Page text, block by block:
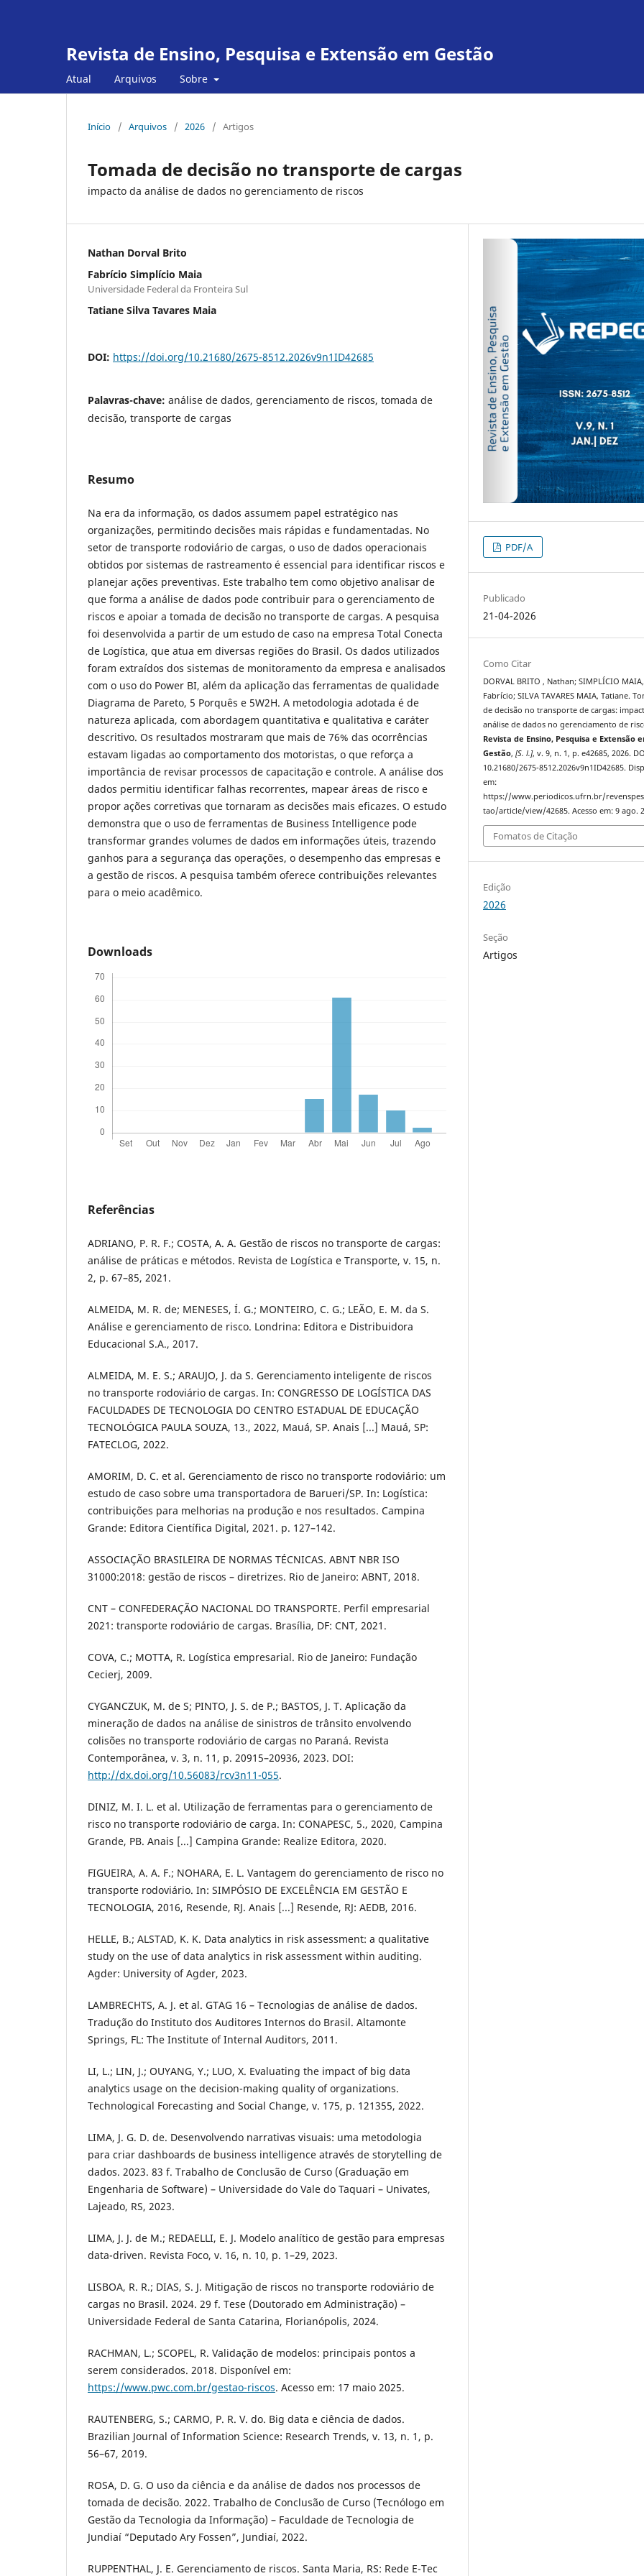
Revista de Ensino, Pesquisa e Extensão em Gestão
Atual Arquivos Sobre
Início / Arquivos / 2026 / Artigos
Tomada de decisão no transporte de cargas
impacto da análise de dados no gerenciamento de riscos
Nathan Dorval Brito
Fabrício Simplício Maia
Universidade Federal da Fronteira Sul
Tatiane Silva Tavares Maia
DOI: https://doi.org/10.21680/2675-8512.2026v9n1ID42685
Palavras-chave: análise de dados, gerenciamento de riscos, tomada de
decisão, transporte de cargas
Resumo
Na era da informação, os dados assumem papel estratégico nas
organizações, permitindo decisões mais rápidas e fundamentadas. No
setor de transporte rodoviário de cargas, o uso de dados operacionais
obtidos por sistemas de rastreamento é essencial para identificar riscos e
planejar ações preventivas. Este trabalho tem como objetivo analisar de
que forma a análise de dados pode contribuir para o gerenciamento de
riscos e apoiar a tomada de decisão no transporte de cargas. A pesquisa
foi desenvolvida a partir de um estudo de caso na empresa Total Conecta
de Logística, que atua em diversas regiões do Brasil. Os dados utilizados
foram extraídos dos sistemas de monitoramento da empresa e analisados
com o uso do Power BI, além da aplicação das ferramentas de qualidade
Diagrama de Pareto, 5 Porquês e 5W2H. A metodologia adotada é de
natureza aplicada, com abordagem quantitativa e qualitativa e caráter
descritivo. Os resultados mostraram que mais de 76% das ocorrências
estavam ligadas ao comportamento dos motoristas, o que reforça a
importância de revisar processos de capacitação e controle. A análise dos
dados permitiu identificar falhas recorrentes, mapear áreas de risco e
propor ações corretivas que tornaram as decisões mais eficazes. O estudo
demonstra que o uso de ferramentas de Business Intelligence pode
transformar grandes volumes de dados em informações úteis, trazendo
ganhos para a segurança das operações, o desempenho das empresas e
a gestão de riscos. A pesquisa também oferece contribuições relevantes
para o meio acadêmico.
Downloads
Referências
ADRIANO, P. R. F.; COSTA, A. A. Gestão de riscos no transporte de cargas:
análise de práticas e métodos. Revista de Logística e Transporte, v. 15, n.
2, p. 67–85, 2021.
ALMEIDA, M. R. de; MENESES, Í. G.; MONTEIRO, C. G.; LEÃO, E. M. da S.
Análise e gerenciamento de risco. Londrina: Editora e Distribuidora
Educacional S.A., 2017.
ALMEIDA, M. E. S.; ARAUJO, J. da S. Gerenciamento inteligente de riscos
no transporte rodoviário de cargas. In: CONGRESSO DE LOGÍSTICA DAS
FACULDADES DE TECNOLOGIA DO CENTRO ESTADUAL DE EDUCAÇÃO
TECNOLÓGICA PAULA SOUZA, 13., 2022, Mauá, SP. Anais [...] Mauá, SP:
FATECLOG, 2022.
AMORIM, D. C. et al. Gerenciamento de risco no transporte rodoviário: um
estudo de caso sobre uma transportadora de Barueri/SP. In: Logística:
contribuições para melhorias na produção e nos resultados. Campina
Grande: Editora Científica Digital, 2021. p. 127–142.
ASSOCIAÇÃO BRASILEIRA DE NORMAS TÉCNICAS. ABNT NBR ISO
31000:2018: gestão de riscos – diretrizes. Rio de Janeiro: ABNT, 2018.
CNT – CONFEDERAÇÃO NACIONAL DO TRANSPORTE. Perfil empresarial
2021: transporte rodoviário de cargas. Brasília, DF: CNT, 2021.
COVA, C.; MOTTA, R. Logística empresarial. Rio de Janeiro: Fundação
Cecierj, 2009.
CYGANCZUK, M. de S; PINTO, J. S. de P.; BASTOS, J. T. Aplicação da
mineração de dados na análise de sinistros de trânsito envolvendo
colisões no transporte rodoviário de cargas no Paraná. Revista
Contemporânea, v. 3, n. 11, p. 20915–20936, 2023. DOI:
http://dx.doi.org/10.56083/rcv3n11-055.
DINIZ, M. I. L. et al. Utilização de ferramentas para o gerenciamento de
risco no transporte rodoviário de carga. In: CONAPESC, 5., 2020, Campina
Grande, PB. Anais [...] Campina Grande: Realize Editora, 2020.
FIGUEIRA, A. A. F.; NOHARA, E. L. Vantagem do gerenciamento de risco no
transporte rodoviário. In: SIMPÓSIO DE EXCELÊNCIA EM GESTÃO E
TECNOLOGIA, 2016, Resende, RJ. Anais [...] Resende, RJ: AEDB, 2016.
HELLE, B.; ALSTAD, K. K. Data analytics in risk assessment: a qualitative
study on the use of data analytics in risk assessment within auditing.
Agder: University of Agder, 2023.
LAMBRECHTS, A. J. et al. GTAG 16 – Tecnologias de análise de dados.
Tradução do Instituto dos Auditores Internos do Brasil. Altamonte
Springs, FL: The Institute of Internal Auditors, 2011.
LI, L.; LIN, J.; OUYANG, Y.; LUO, X. Evaluating the impact of big data
analytics usage on the decision-making quality of organizations.
Technological Forecasting and Social Change, v. 175, p. 121355, 2022.
LIMA, J. G. D. de. Desenvolvendo narrativas visuais: uma metodologia
para criar dashboards de business intelligence através de storytelling de
dados. 2023. 83 f. Trabalho de Conclusão de Curso (Graduação em
Engenharia de Software) – Universidade do Vale do Taquari – Univates,
Lajeado, RS, 2023.
LIMA, J. J. de M.; REDAELLI, E. J. Modelo analítico de gestão para empresas
data-driven. Revista Foco, v. 16, n. 10, p. 1–29, 2023.
LISBOA, R. R.; DIAS, S. J. Mitigação de riscos no transporte rodoviário de
cargas no Brasil. 2024. 29 f. Tese (Doutorado em Administração) –
Universidade Federal de Santa Catarina, Florianópolis, 2024.
RACHMAN, L.; SCOPEL, R. Validação de modelos: principais pontos a
serem considerados. 2018. Disponível em:
https://www.pwc.com.br/gestao-riscos. Acesso em: 17 maio 2025.
RAUTENBERG, S.; CARMO, P. R. V. do. Big data e ciência de dados.
Brazilian Journal of Information Science: Research Trends, v. 13, n. 1, p.
56–67, 2019.
ROSA, D. G. O uso da ciência e da análise de dados nos processos de
tomada de decisão. 2022. Trabalho de Conclusão de Curso (Tecnólogo em
Gestão da Tecnologia da Informação) – Faculdade de Tecnologia de
Jundiaí “Deputado Ary Fossen”, Jundiaí, 2022.
RUPPENTHAL, J. E. Gerenciamento de riscos. Santa Maria, RS: Rede E-Tec
PDF/A
Publicado
21-04-2026
Como Citar
DORVAL BRITO , Nathan; SIMPLÍCIO MAIA,
Fabrício; SILVA TAVARES MAIA, Tatiane.
de decisão no transporte de cargas:
análise de dados no gerenciamento de
Revista de Ensino, Pesquisa e Extensão
Gestão,[S. l.], v. 9, n. 1, p. e42685, 2026.
10.21680/2675-8512.2026v9n1ID42685.
em:
https://www.periodicos.ufrn.br/
tao/article/view/42685. Acesso em: 9 ago.
Fomatos de Citação
Edição
2026
Seção
Artigos